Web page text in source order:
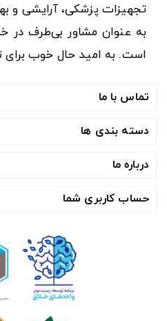
تجهیزات پزشکی، آرایشی و
به عنوان مشاور بی‌طرف در
است. به امید حال خوب برای
تماس با ما
دسته بندی ها
درباره ما
حساب کاربری شما